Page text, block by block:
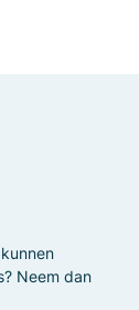
Neem dan